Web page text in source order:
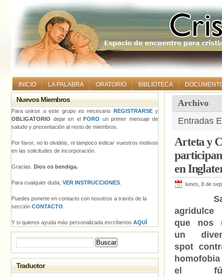
INICIO LA PALABRA ORATORIO BIBLIOTECA
Archivo
Entradas
Arteta y
en
lunes, 8 de
que nos
un
spot
el
Nuevos Miembros
Para unirse a este grupo es necesario REGISTRARSEy
OBLIGATORIO dejar en el FORO un primer mensaje de
saludo y presentación al resto de miembros.
Por favor, no lo olvidéis, ni tampoco indicar vuestros motivos
en las solicitudes de incorporación.
Gracias. Dios os bendiga.
Para cualquier duda, VER INSTRUCCIONES
Puedes ponerte en contacto con nosotros a través de la
sección CONTACTO
Y si quieres ayuda más personalizada escríbenos AQUÍ
Traductor